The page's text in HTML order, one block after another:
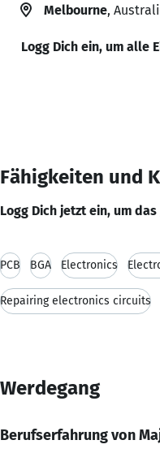
Melbourne,
Logg Dich ein, um alle
Fähigkeiten und
Logg Dich jetzt ein, um
PCB BGA Electronics
Repairing electronics circuits
Werdegang
Berufserfahrung von